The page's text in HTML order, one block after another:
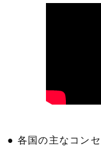
● 各国の主なコン